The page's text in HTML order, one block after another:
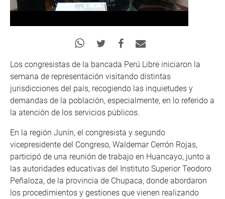
Los congresistas de la bancada Perú Libre iniciaron la
semana de representación visitando distintas
jurisdicciones del país, recogiendo las inquietudes y
demandas de la población, especialmente, en lo referido a
la atención de los servicios públicos.
En la región Junín, el congresista y segundo
vicepresidente del Congreso, Waldemar Cerrón Rojas,
participó de una reunión de trabajo en Huancayo, junto a
las autoridades educativas del Instituto Superior Teodoro
Peñaloza, de la provincia de Chupaca, donde abordaron
los procedimientos y gestiones que vienen realizando